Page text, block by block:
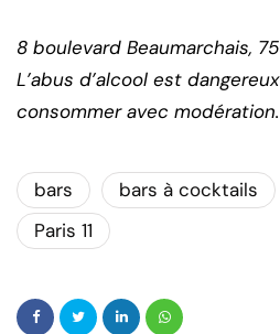
8 boulevard Beaumarchais,
L’abus d’alcool est
consommer avec modération.
bars bars à cocktails
Paris 11